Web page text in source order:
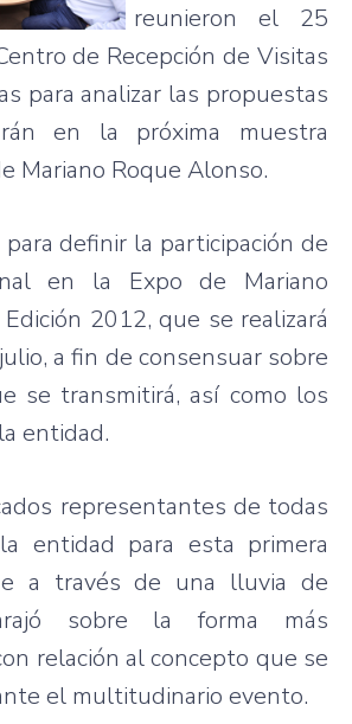
reunieron el 25
de Recepción de Visitas
para analizar las propuestas
en la próxima
muestra
Mariano Roque Alonso.
para definir la participación de
en la Expo de Mariano
Edición 2012, que se realizará
julio, a fin de consensuar sobre
se transmitirá,así como los
entidad.
representantes de todas
entidad para esta primera
a través de una lluvia de
sobre la forma más
relación alconcepto que se
el multitudinario evento.